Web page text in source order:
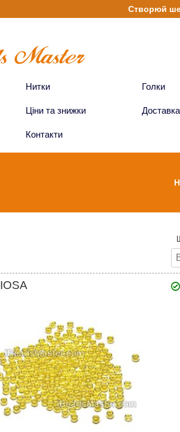
Нитки Голки
Ціни та знижки Доставка
Контакти
Створюй